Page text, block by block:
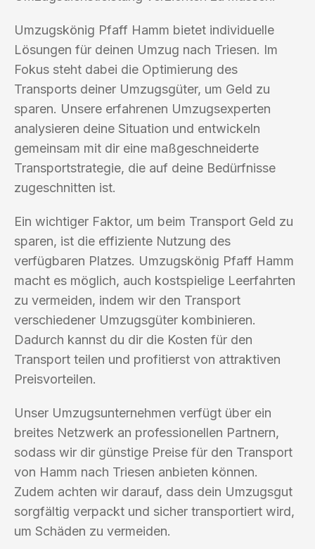
Umzugskönig Pfaff Hamm bietet individuelle
Lösungen für deinen Umzug nach Triesen. Im
Fokus steht dabei die Optimierung des
Transports deiner Umzugsgüter, um Geld zu
sparen. Unsere erfahrenen Umzugsexperten
analysieren deine Situation und entwickeln
gemeinsam mit dir eine maßgeschneiderte
Transportstrategie, die auf deine Bedürfnisse
zugeschnitten ist.
Ein wichtiger Faktor, um beim Transport Geld zu
sparen, ist die effiziente Nutzung des
verfügbaren Platzes. Umzugskönig Pfaff Hamm
macht es möglich, auch kostspielige Leerfahrten
zu vermeiden, indem wir den Transport
verschiedener Umzugsgüter kombinieren.
Dadurch kannst du dir die Kosten für den
Transport teilen und profitierst von attraktiven
Preisvorteilen.
Unser Umzugsunternehmen verfügt über ein
breites Netzwerk an professionellen Partnern,
sodass wir dir günstige Preise für den Transport
von Hamm nach Triesen anbieten können.
Zudem achten wir darauf, dass dein Umzugsgut
sorgfältig verpackt und sicher transportiert wird,
um Schäden zu vermeiden.